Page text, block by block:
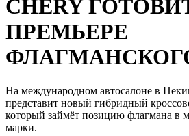
CHERY
ПРЕМЬЕРЕ
На международном автосалоне в
представит новый гибридный
который займёт позицию флагмана в
марки.